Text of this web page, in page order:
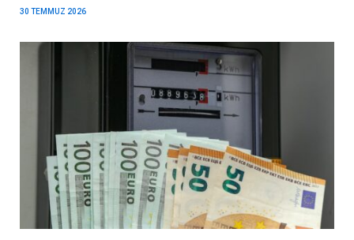
30 TEMMUZ 2026